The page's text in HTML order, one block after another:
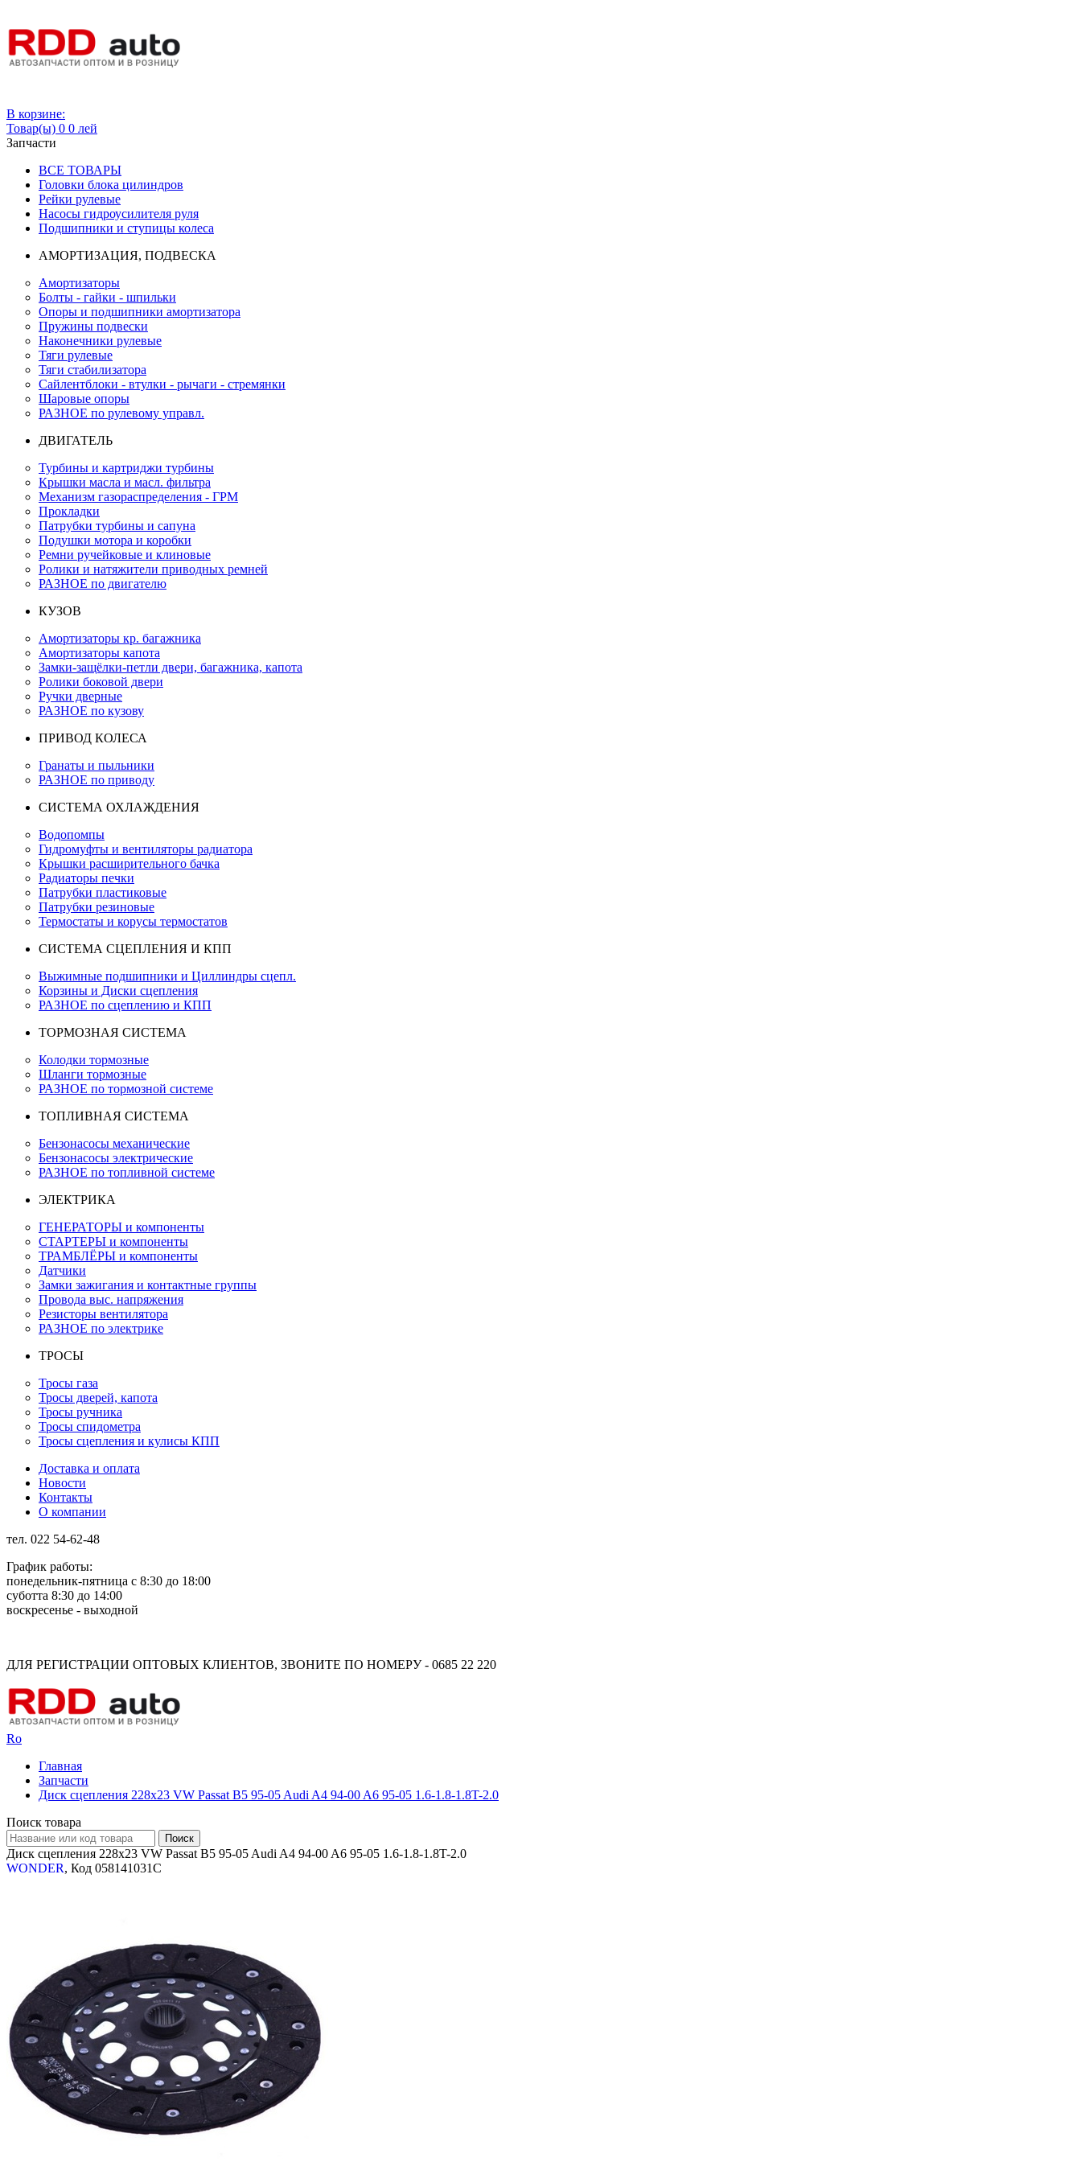
В корзине:
Товар(ы) 0 0 лей
Запчасти
ВСЕ ТОВАРЫ
Головки блока цилиндров
Рейки рулевые
Насосы гидроусилителя руля
Подшипники и ступицы колеса
АМОРТИЗАЦИЯ, ПОДВЕСКА
Амортизаторы
Болты - гайки - шпильки
Опоры и подшипники амортизатора
Пружины подвески
Наконечники рулевые
Тяги рулевые
Тяги стабилизатора
Сайлентблоки - втулки - рычаги - стремянки
Шаровые опоры
РАЗНОЕ по рулевому управл.
ДВИГАТЕЛЬ
Турбины и картриджи турбины
Крышки масла и масл. фильтра
Механизм газораспределения - ГРМ
Прокладки
Патрубки турбины и сапуна
Подушки мотора и коробки
Ремни ручейковые и клиновые
Ролики и натяжители приводных ремней
РАЗНОЕ по двигателю
КУЗОВ
Амортизаторы кр. багажника
Амортизаторы капота
Замки-защёлки-петли двери, багажника, капота
Ролики боковой двери
Ручки дверные
РАЗНОЕ по кузову
ПРИВОД КОЛЕСА
Гранаты и пыльники
РАЗНОЕ по приводу
СИСТЕМА ОХЛАЖДЕНИЯ
Водопомпы
Гидромуфты и вентиляторы радиатора
Крышки расширительного бачка
Радиаторы печки
Патрубки пластиковые
Патрубки резиновые
Термостаты и корусы термостатов
СИСТЕМА СЦЕПЛЕНИЯ И КПП
Выжимные подшипники и Циллиндры сцепл.
Корзины и Диски сцепления
РАЗНОЕ по сцеплению и КПП
ТОРМОЗНАЯ СИСТЕМА
Колодки тормозные
Шланги тормозные
РАЗНОЕ по тормозной системе
ТОПЛИВНАЯ СИСТЕМА
Бензонасосы механические
Бензонасосы электрические
РАЗНОЕ по топливной системе
ЭЛЕКТРИКА
ГЕНЕРАТОРЫ и компоненты
СТАРТЕРЫ и компоненты
ТРАМБЛЁРЫ и компоненты
Датчики
Замки зажигания и контактные группы
Провода выс. напряжения
Резисторы вентилятора
РАЗНОЕ по электрике
ТРОСЫ
Тросы газа
Тросы дверей, капота
Тросы ручника
Тросы спидометра
Тросы сцепления и кулисы КПП
Доставка и оплата
Новости
Контакты
О компании
тел. 022 54-62-48
График работы:
понедельник-пятница с 8:30 до 18:00
суботта 8:30 до 14:00
воскресенье - выходной
ДЛЯ РЕГИСТРАЦИИ ОПТОВЫХ КЛИЕНТОВ, ЗВОНИТЕ ПО НОМЕРУ - 0685 22 220
Ro
Главная
Запчасти
Диск сцепления 228x23 VW Passat B5 95-05 Audi A4 94-00 A6 95-05 1.6-1.8-1.8T-2.0
Поиск товара
Диск сцепления 228x23 VW Passat B5 95-05 Audi A4 94-00 A6 95-05 1.6-1.8-1.8T-2.0
WONDER, Код 058141031C